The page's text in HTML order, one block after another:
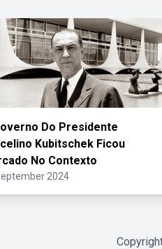
Do Presidente
Kubitschek Ficou
No Contexto
2024